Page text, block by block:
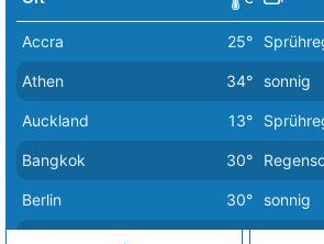
Luxemburg 27°
Madrid 38°
Minsk 24°
Moskau 22°
Nikosia 33°
Oslo 20°
Accra 25°
Athen 34° sonnig
Auckland 13°
Bangkok 30°
Berlin 30° sonnig